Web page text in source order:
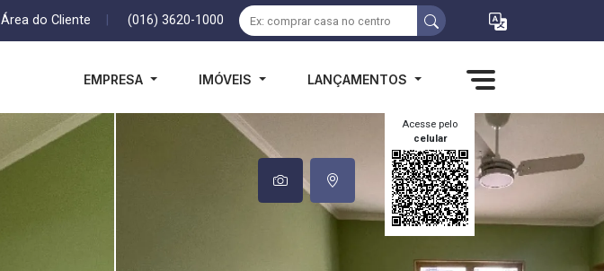
Área do Cliente (016) 3620-1000
EMPRESA IMÓVEIS LANÇAMENTOS
Acesse pelo
celular